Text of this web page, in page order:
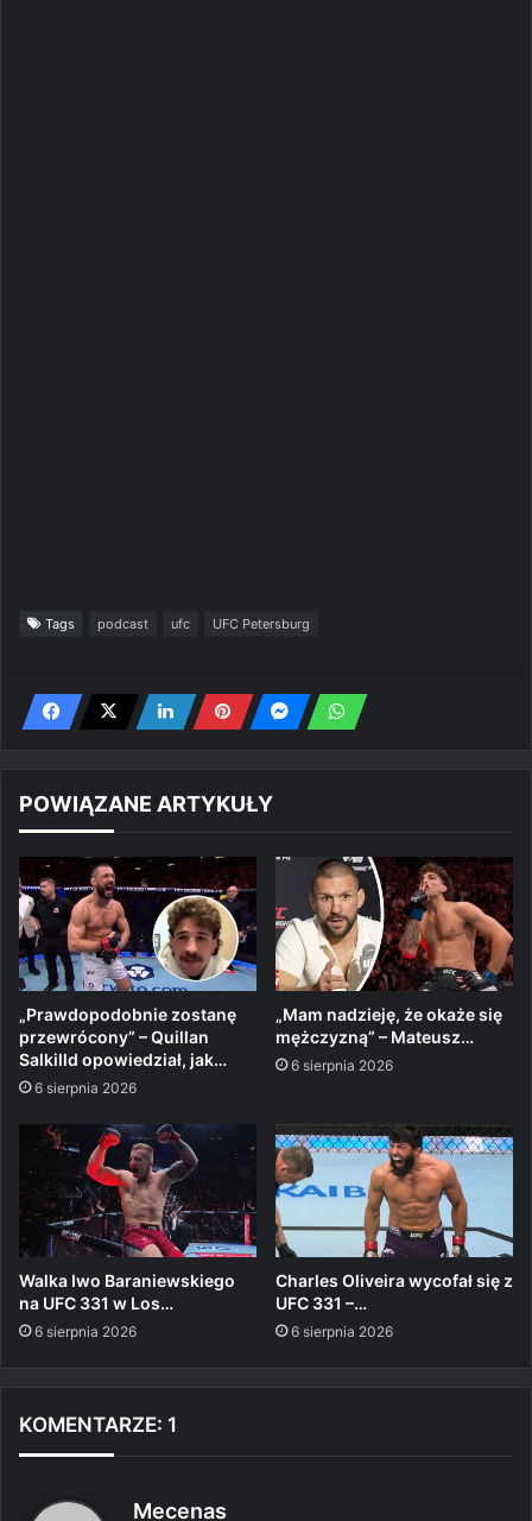
Tags podcast ufc UFC Petersburg
POWIĄZANE ARTYKUŁY
„Prawdopodobnie zostanę
przewrócony” – Quillan
Salkilld opowiedział, jak…
6 sierpnia 2026
„Mam nadzieję, że okaże się
mężczyzną” – Mateusz…
6 sierpnia 2026
Walka Iwo Baraniewskiego
na UFC 331 w Los…
6 sierpnia 2026
Charles Oliveira wycofał się z
UFC 331 –…
6 sierpnia 2026
KOMENTARZE: 1
Mecenas